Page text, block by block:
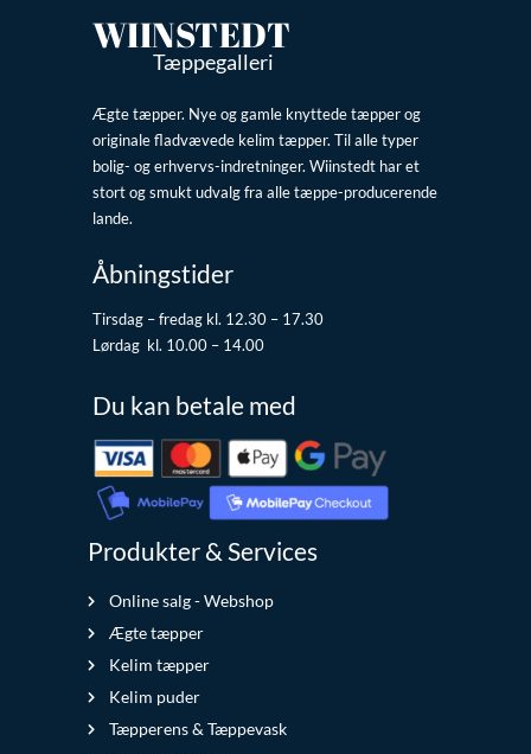
WIINSTEDT
Tæppegalleri
Ægte tæpper. Nye og gamle knyttede tæpper og
originale fladvævede kelim tæpper. Til alle typer
bolig- og erhvervs-indretninger. Wiinstedt har et
stort og smukt udvalg fra alle tæppe-producerende
lande.
Åbningstider
Tirsdag – fredag kl. 12.30 – 17.30
Lørdag kl. 10.00 – 14.00
Du kan betale med
Produkter & Services
Online salg - Webshop
Ægte tæpper
Kelim tæpper
Kelim puder
Tæpperens & Tæppevask